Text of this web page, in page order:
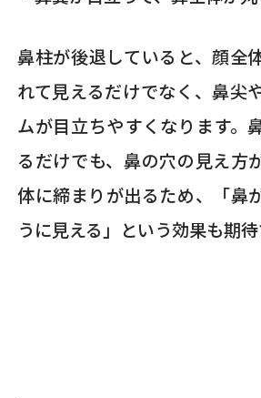
鼻柱が後退していると、顔全
れて見えるだけでなく、鼻尖
ムが目立ちやすくなります。
るだけでも、鼻の穴の見え方
体に締まりが出るため、「鼻
うに見える」という効果も期待